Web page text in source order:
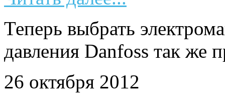
Теперь выбрать
давления Danfoss так же
26 октября 2012